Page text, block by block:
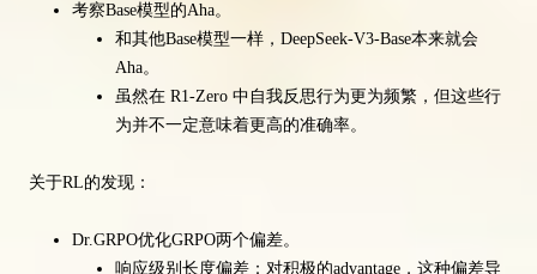
考察Base模型的Aha。
和其他Base模型一样，DeepSeek-V3-Base本来就会
Aha。
虽然在 R1-Zero 中自我反思行为更为频繁，但这些行
为并不一定意味着更高的准确率。
关于RL的发现：
Dr.GRPO优化GRPO两个偏差。
响应级别长度偏差：对积极的advantage，这种偏差导